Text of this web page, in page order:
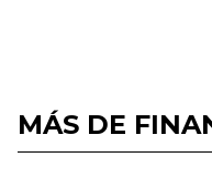
MÁS DE